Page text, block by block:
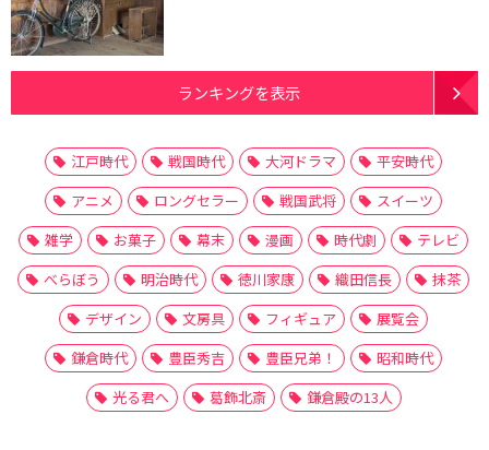
ランキングを表示
江戸時代 戦国時代 大河ドラマ
平安時代
アニメ
ロングセラー 戦国武将
スイーツ
雑学
お菓子 幕末 漫画 時代劇
テレビ
べらぼう
明治時代 徳川家康 織田信長
抹茶
デザイン
文房具 フィギュア
展覧会
鎌倉時代
豊臣秀吉 豊臣兄弟！
昭和時代
光る君へ
葛飾北斎 鎌倉殿の13人